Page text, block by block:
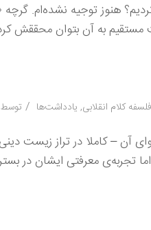
آغاز كردیم؟ هنوز توجیه
به آن بتوان محققش
فلسفه کلام انقلابی, یادداشت‌ها / توسط
آن – كاملا در تراز زیست
اما تجربه‌ی معرفتی ایشان در